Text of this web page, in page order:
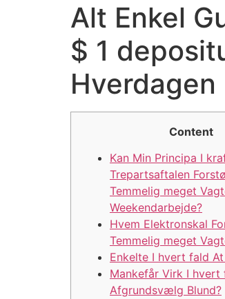
Alt Enkel
$ 1
Hverdagen
Content
Kan Min Principa I
Trepartsaftalen
Temmelig meget
Weekendarbejde?
Hvem Elektronskal
Temmelig meget
Enkelte I hvert fald
Mankefår Virk I hvert
Afgrundsvælg Blund?